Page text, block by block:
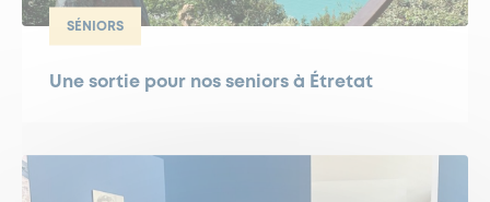
SÉNIORS
Une sortie pour nos seniors à Étretat